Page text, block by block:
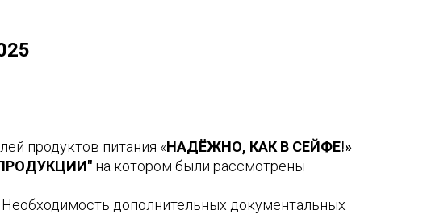
продуктов питания «НАДЁЖНО, КАК В СЕЙФЕ!»
на котором были рассмотрены
дополнительных документальных